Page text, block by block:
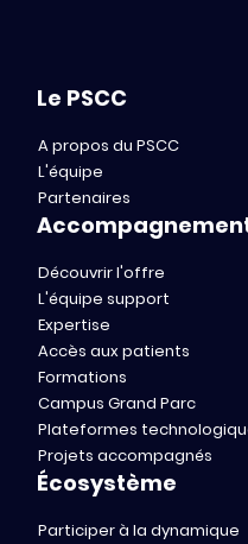
Le PSCC
A propos du PSCC
L'équipe
Partenaires
Découvrir l'offre
L'équipe support
Expertise
Accès aux patients
Formations
Campus Grand Parc
Plateformes
Projets accompagnés
Écosystème
Participer à la dynamique